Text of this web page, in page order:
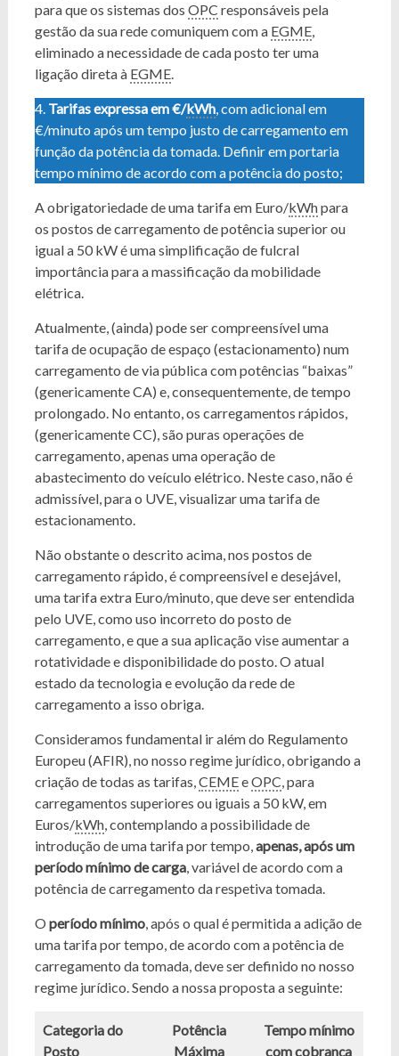
para que os sistemas dos OPC responsáveis pela
gestão da sua rede comuniquem com a EGME,
eliminado a necessidade de cada posto ter uma
ligação direta à EGME.
4. Tarifas expressa em €/kWh, com adicional em
€/minuto após um tempo justo de carregamento em
função da potência da tomada. Definir em portaria
tempo mínimo de acordo com a potência do posto;
A obrigatoriedade de uma tarifa em Euro/kWhpara
os postos de carregamento de potência superior ou
igual a 50 kW é uma simplificação de fulcral
importância para a massificação da mobilidade
elétrica.
Atualmente, (ainda) pode ser compreensível uma
tarifa de ocupação de espaço (estacionamento) num
carregamento de via pública com potências “baixas”
(genericamente CA) e, consequentemente, de tempo
prolongado. No entanto, os carregamentos rápidos,
(genericamente CC), são puras operações de
carregamento, apenas uma operação de
abastecimento do veículo elétrico. Neste caso, não é
admissível, para o UVE, visualizar uma tarifa de
estacionamento.
Não obstante o descrito acima, nos postos de
carregamento rápido, é compreensível e desejável,
uma tarifa extra Euro/minuto, que deve ser entendida
pelo UVE, como uso incorreto do posto de
carregamento, e que a sua aplicação vise aumentar a
rotatividade e disponibilidade do posto. O atual
estado da tecnologia e evolução da rede de
carregamento a isso obriga.
Consideramos fundamental ir além do Regulamento
Europeu (AFIR), no nosso regime jurídico, obrigando a
criação de todas as tarifas,CEMEeOPC, para
carregamentos superiores ou iguais a 50 kW, em
Euros/kWh, contemplando a possibilidade de
introdução de uma tarifa por tempo,apenas, após um
período mínimo de carga, variável de acordo com a
potência de carregamento da respetiva tomada.
O período mínimo, após o qual é permitida a adição de
uma tarifa por tempo, de acordo com a potência de
carregamento da tomada, deve ser definido no nosso
regime jurídico. Sendo a nossa proposta a seguinte:
Categoria do
Posto
Potência
Máxima
Tempo mínimo
com cobrança